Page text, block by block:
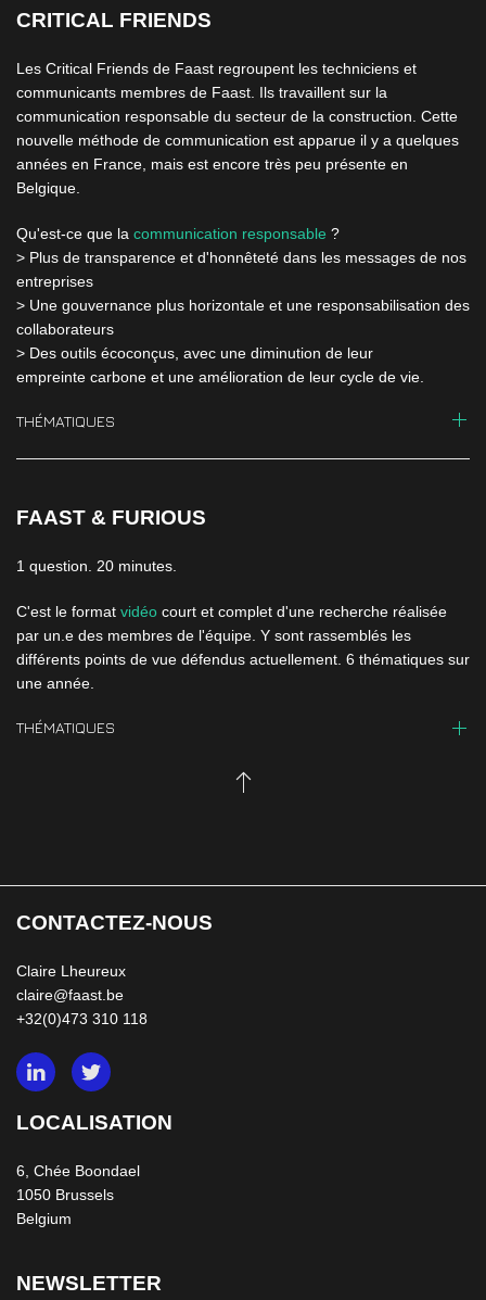
CRITICAL FRIENDS
Les Critical Friends de Faast regroupent les techniciens et
communicants membres de Faast. Ils travaillent sur la
communication responsable du secteur de la construction. Cette
nouvelle méthode de communication est apparue il y a quelques
années en France, mais est encore très peu présente en
Belgique.
Qu'est-ce que la communication responsable ?
> Plus de transparence et d'honnêteté dans les messages de nos
entreprises
> Une gouvernance plus horizontale et une responsabilisation des
collaborateurs
> Des outils écoconçus, avec une diminution de leur
empreinte carbone et une amélioration de leur cycle de vie.
THÉMATIQUES
FAAST & FURIOUS
1 question. 20 minutes.
C'est le format vidéo court et complet d'une recherche réalisée
par un.e des membres de l'équipe. Y sont rassemblés les
différents points de vue défendus actuellement. 6 thématiques sur
une année.
THÉMATIQUES
CONTACTEZ-NOUS
Claire Lheureux
claire@faast.be
+32(0)473 310 118
LOCALISATION
6, Chée Boondael
1050 Brussels
Belgium
NEWSLETTER